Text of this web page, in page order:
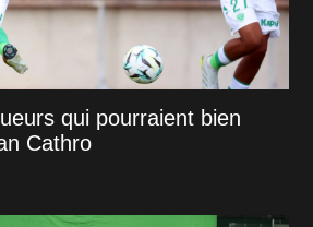
qui pourraient bien
Cathro